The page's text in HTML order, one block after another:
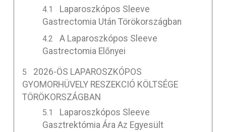
Laparoszkópos Sleeve
Gastrectomia Után Törökországban
A Laparoszkópos Sleeve
Gastrectomia Előnyei
2026-ÖS LAPAROSZKÓPOS
GYOMORHÜVELY RESZEKCIÓ KÖLTSÉGE
TÖRÖKORSZÁGBAN
Laparoszkópos Sleeve
Gasztrektómia Ára Az Egyesült